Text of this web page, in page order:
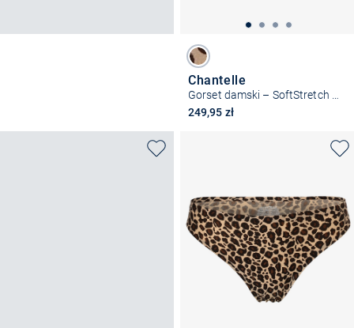
Chantelle
Gorset damski – SoftStretch – bez fiszbin – z wypełnieniem
249,95 zł